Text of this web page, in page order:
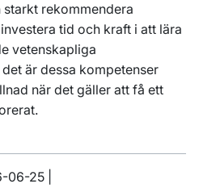
rekommendera
tid och kraft i att lära
vetenskapliga
är dessa kompetenser
när det gäller att få ett
06-25 |